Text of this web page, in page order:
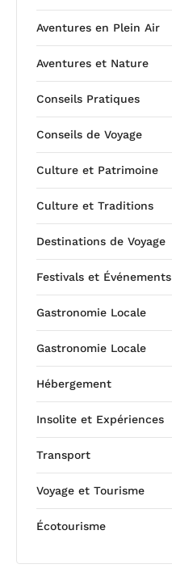
Aventures en Plein Air
Aventures et Nature
Conseils Pratiques
Conseils de Voyage
Culture et Patrimoine
Culture et Traditions
Destinations de Voyage
Festivals et Événements
Gastronomie Locale
Gastronomie Locale
Hébergement
Insolite et Expériences
Transport
Voyage et Tourisme
Écotourisme